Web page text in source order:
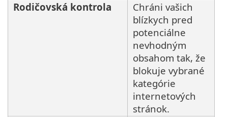
Rodičovská kontrola
Chráni vašich
blízkych pred
potenciálne
nevhodným
obsahom tak, že
blokuje vybrané
kategórie
internetových
stránok.